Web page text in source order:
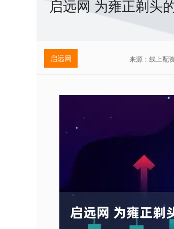
启远网 为雍正剃头
启远网 来源：线上配